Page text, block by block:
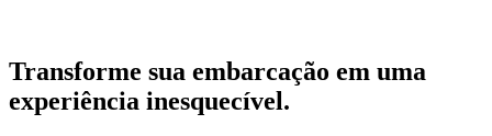
Transforme sua embarcação em uma
experiência inesquecível.